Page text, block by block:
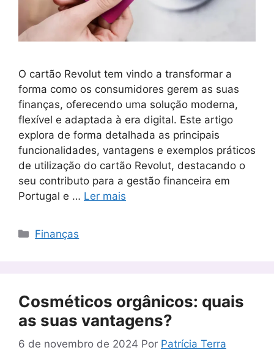
O cartão Revolut tem vindo a transformar a
forma como os consumidores gerem as suas
finanças, oferecendo uma solução moderna,
flexível e adaptada à era digital. Este artigo
explora de forma detalhada as principais
funcionalidades, vantagens e exemplos práticos
de utilização do cartão Revolut, destacando o
seu contributo para a gestão financeira em
Portugal e … Ler mais
Categorias
Finanças
Cosméticos orgânicos: quais
as suas vantagens?
6 de novembro de 2024 Por Patrícia Terra